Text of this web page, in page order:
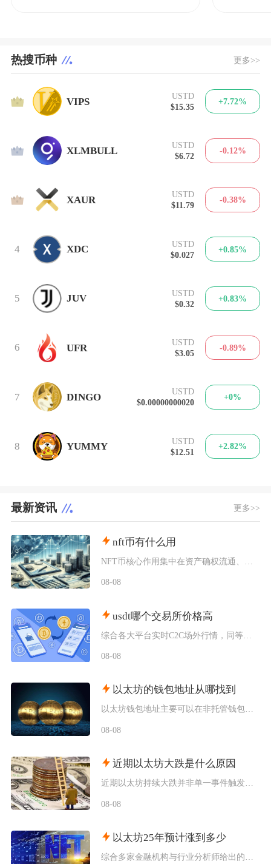
热搜币种 更多>>
1 VIPS
USTD
$15.35
+7.72%
2 XLMBULL
USTD
$6.72
-0.12%
3 XAUR
USTD
$11.79
-0.38%
4 XDC
USTD
$0.027
+0.85%
5 JUV
USTD
$0.32
+0.83%
6 UFR
USTD
$3.05
-0.89%
7 DINGO
USTD
$0.00000000020
+0%
8 YUMMY
USTD
$12.51
+2.82%
最新资讯 更多>>
nft币有什么用
08-08
usdt哪个交易所价格高
08-08
以太坊的钱包地址从哪找到
以太坊钱包地址主要可以在非托管钱包客户端、硬件钱包配套软件、交易所资产充值页面找到，地址统
08-08
近期以太坊大跌是什么原因
08-08
以太坊25年预计涨到多少